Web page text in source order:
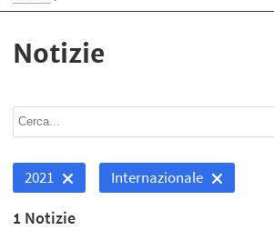
Notizie
2021 Internazionale
1 Notizie